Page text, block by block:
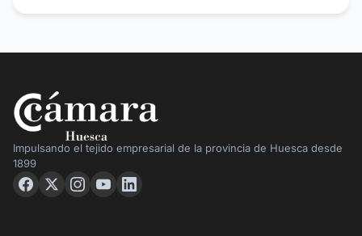
Impulsando el tejido empresarial de la provincia de Huesca desde
1899